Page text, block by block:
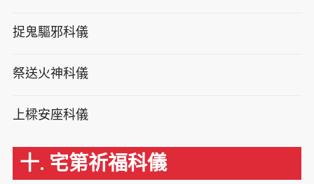
捉鬼驅邪科儀
祭送火神科儀
上樑安座科儀
十. 宅第祈福科儀